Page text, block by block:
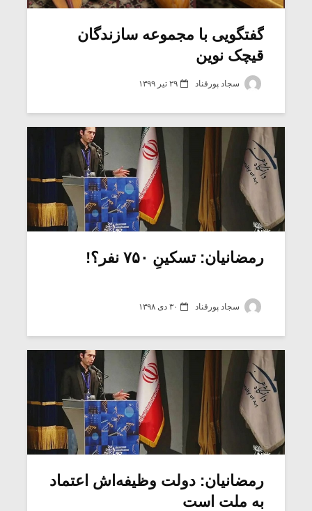
گفتگویی با مجموعه سازندگان
قیچک نوین
سجاد پورقناد ۲۹ تیر ۱۳۹۹
رمضانیان: تسکینِ ۷۵۰ نفر؟!
سجاد پورقناد ۳۰ دی ۱۳۹۸
رمضانیان: دولت وظیفه‌اش اعتماد
به ملت است